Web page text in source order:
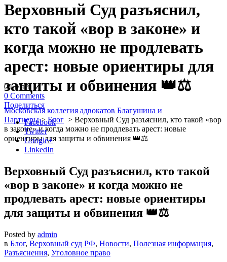
Верховный Суд разъяснил,
кто такой «вор в законе» и
когда можно не продлевать
арест: новые ориентиры для
защиты и обвинения 👑⚖️
Московская коллегия адвокатов Благушина и
Партнеры>Блог > Верховный Суд разъяснил, кто такой «вор
в законе» и когда можно не продлевать арест: новые
ориентиры для защиты и обвинения 👑⚖️
04 Май
0 Comments
Поделиться
Facebook
Twitter
Google+
LinkedIn
Верховный Суд разъяснил, кто такой
«вор в законе» и когда можно не
продлевать арест: новые ориентиры
для защиты и обвинения 👑⚖️
Posted by admin
в Блог, Верховный суд РФ, Новости, Полезная информация,
Разъяснения, Уголовное право